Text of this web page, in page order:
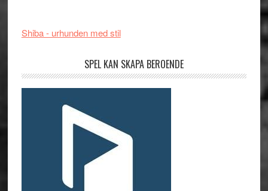
Shiba - urhunden med stil
SPEL KAN SKAPA BEROENDE